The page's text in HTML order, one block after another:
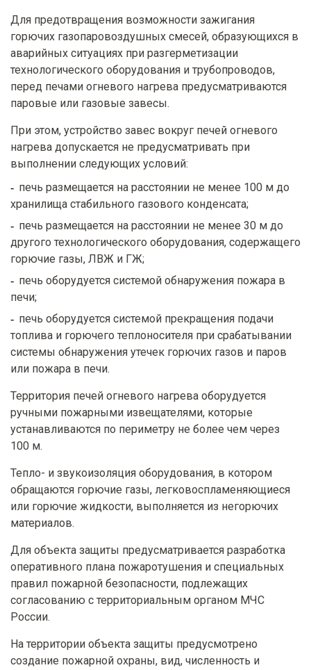
Для предотвращения возможности зажигания
горючих газопаровоздушных смесей, образующихся в
аварийных ситуациях при разгерметизации
технологического оборудования и трубопроводов,
перед печами огневого нагрева предусматриваются
паровые или газовые завесы.
При этом, устройство завес вокруг печей огневого
нагрева допускается не предусматривать при
выполнении следующих условий:
печь размещается на расстоянии не менее 100 м до
хранилища стабильного газового конденсата;
печь размещается на расстоянии не менее 30 м до
другого технологического оборудования, содержащего
горючие газы, ЛВЖ и ГЖ;
печь оборудуется системой обнаружения пожара в
печи;
печь оборудуется системой прекращения подачи
топлива и горючего теплоносителя при срабатывании
системы обнаружения утечек горючих газов и паров
или пожара в печи.
Территория печей огневого нагрева оборудуется
ручными пожарными извещателями, которые
устанавливаются по периметру не более чем через
100 м.
Тепло- и звукоизоляция оборудования, в котором
обращаются горючие газы, легковоспламеняющиеся
или горючие жидкости, выполняется из негорючих
материалов.
Для объекта защиты предусматривается разработка
оперативного плана пожаротушения и специальных
правил пожарной безопасности, подлежащих
согласованию с территориальным органом МЧС
России.
На территории объекта защиты предусмотрено
создание пожарной охраны, вид, численность и